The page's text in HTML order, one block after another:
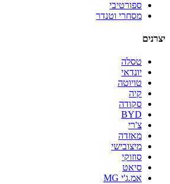
ספורטיבי
מסחרי וטנדר
יצרנים
טסלה
יונדאי
טויוטה
קיה
סקודה
BYD
צ'רי
מאזדה
מיצובישי
סוזוקי
סיאט
אמ.ג'י MG